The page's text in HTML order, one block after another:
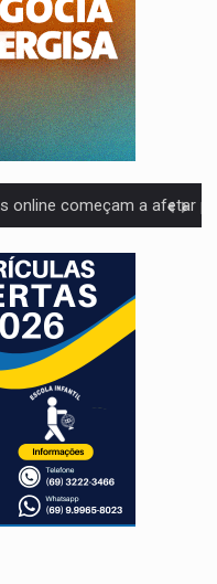
Plantar árvores não será mais suficiente para
alertam para possível base secreta no satélite
Incêndio destrói carro que era rebocado para oficina
furtando moto na frente do bar
Iniciativa Amazônia+10 lança chamada para fortalecer
reservas de urânio, mas produz pouco e
na fábrica da Coca-Cola é
cassados pelo AI-5 se tornam pesquisadores